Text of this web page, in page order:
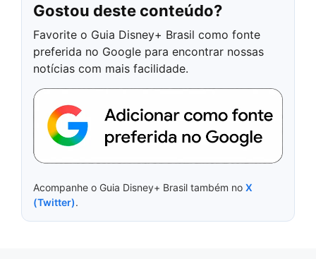
Gostou deste conteúdo?
Favorite o Guia Disney+ Brasil como fonte
preferida no Google para encontrar nossas
notícias com mais facilidade.
Acompanhe o Guia Disney+ Brasil também no X
(Twitter).